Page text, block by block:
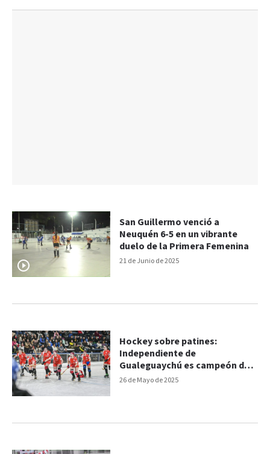
21 de Junio de 2025
San Guillermo venció a
Neuquén 6-5 en un vibrante
duelo de la Primera Femenina
26 de Mayo de 2025
Hockey sobre patines:
Independiente de
Gualeguaychú es campeón del
Argentino Juvenil Femenino